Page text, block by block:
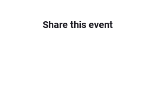
Share this event